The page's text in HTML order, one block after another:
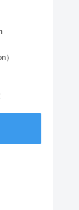
）